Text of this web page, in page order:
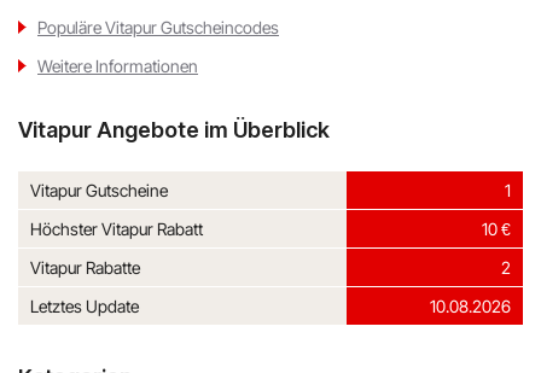
Populäre Vitapur Gutscheincodes
Weitere Informationen
Vitapur Angebote im Überblick
Vitapur Gutscheine
1
Höchster Vitapur Rabatt
10 €
Vitapur Rabatte
2
Letztes Update
10.08.2026